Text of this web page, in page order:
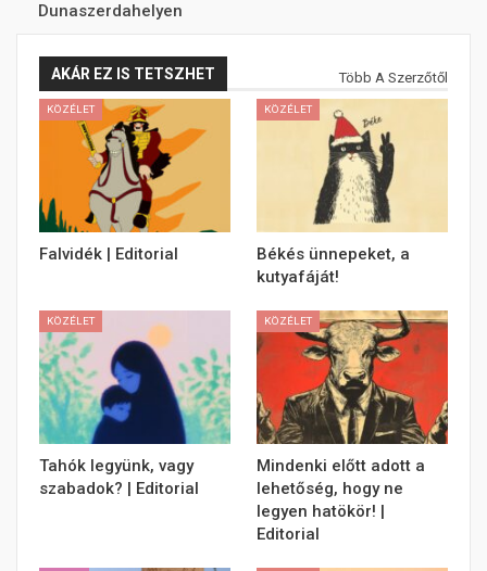
Dunaszerdahelyen
AKÁR EZ IS TETSZHET Több A Szerzőtől
KÖZÉLET
Falvidék | Editorial
KÖZÉLET
Békés ünnepeket, a
kutyafáját!
KÖZÉLET
Tahók legyünk, vagy
szabadok? | Editorial
KÖZÉLET
Mindenki előtt adott a
lehetőség, hogy ne
legyen hatökör! |
Editorial